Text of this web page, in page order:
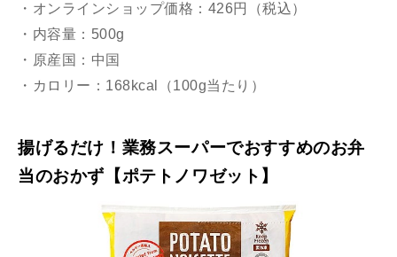
・オンラインショップ価格：426円（税込）
・内容量：500g
・原産国：中国
・カロリー：168kcal（100g当たり）
揚げるだけ！業務スーパーでおすすめのお弁
当のおかず【ポテトノワゼット】